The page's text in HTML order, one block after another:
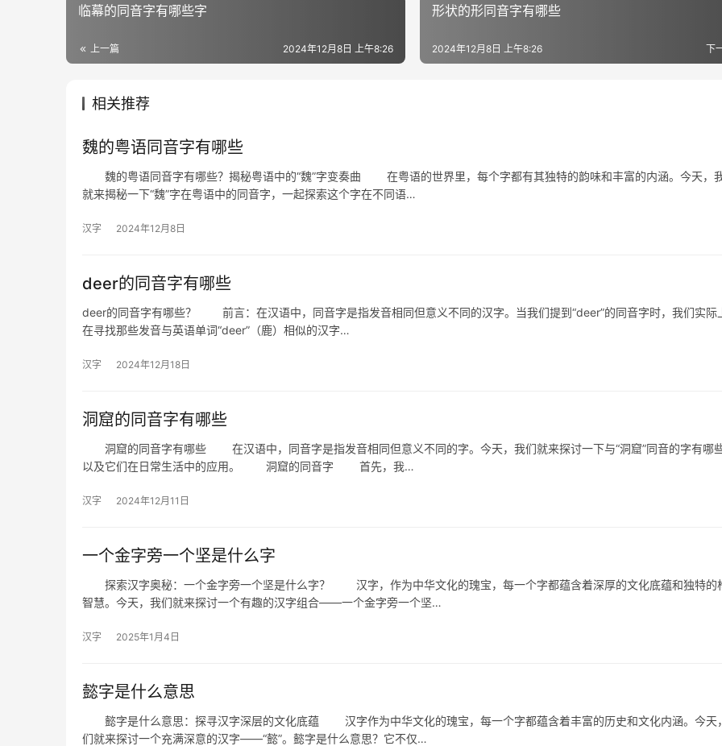
临幕的同音字有哪些字
上一篇 2024年12月8日 上午8:26
形状的形同音字有哪些
下
2024年12月8日 上午8:26
相关推荐
魏的粤语同音字有哪些
魏的粤语同音字有哪些？揭秘粤语中的“魏”字变奏曲 在粤语的世界里，每个字都有其独特的韵味和丰富的内涵。今天，
就来揭秘一下“魏”字在粤语中的同音字，一起探索这个字在不同语…
汉字 2024年12月8日
deer的同音字有哪些
deer的同音字有哪些？ 前言：在汉语中，同音字是指发音相同但意义不同的汉字。当我们提到“deer”的同音字时，我们实际
在寻找那些发音与英语单词“deer”（鹿）相似的汉字…
汉字 2024年12月18日
洞窟的同音字有哪些
洞窟的同音字有哪些 在汉语中，同音字是指发音相同但意义不同的字。今天，我们就来探讨一下与“洞窟”同音的字有哪
以及它们在日常生活中的应用。 洞窟的同音字 首先，我…
汉字 2024年12月11日
一个金字旁一个坚是什么字
探索汉字奥秘：一个金字旁一个坚是什么字？ 汉字，作为中华文化的瑰宝，每一个字都蕴含着深厚的文化底蕴和独特的
智慧。今天，我们就来探讨一个有趣的汉字组合——一个金字旁一个坚…
汉字 2025年1月4日
懿字是什么意思
懿字是什么意思：探寻汉字深层的文化底蕴 汉字作为中华文化的瑰宝，每一个字都蕴含着丰富的历史和文化内涵。今天
们就来探讨一个充满深意的汉字——“懿”。懿字是什么意思？它不仅…